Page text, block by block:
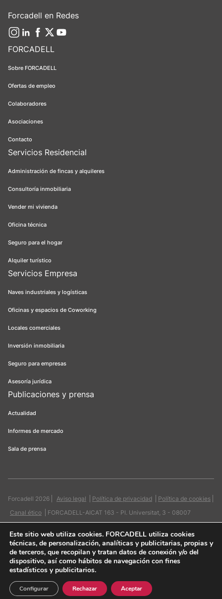
FORCADELL
Sobre FORCADELL
Ofertas de empleo
Colaboradores
Asociaciones
Contacto
Servicios Residencial
Administración de fincas y alquileres
Consultoría inmobiliaria
Vender mi vivienda
Oficina técnica
Seguro para el hogar
Alquiler turístico
Servicios Empresa
Naves industriales y logísticas
Oficinas y espacios de Coworking
Locales comerciales
Inversión inmobiliaria
Seguro para empresas
Asesoría jurídica
Publicaciones y prensa
Actualidad
Informes de mercado
Sala de prensa
Forcadell en Redes
Forcadell 2026 Aviso legal Política de privacidad
Política de cookies
Canal ético
FORCADELL-AICAT 163 - Pl. Universitat, 3 - 08007
Quiero contactar
Este sitio web utiliza cookies. FORCADELL utiliza cookies
técnicas, de personalización, analíticas y publicitarias, propias y
de terceros, que recopilan y tratan datos de conexión y/o del
dispositivo, así como hábitos de navegación con fines
estadísticos y publicitarios.
Aceptar
Rechazar
Configurar